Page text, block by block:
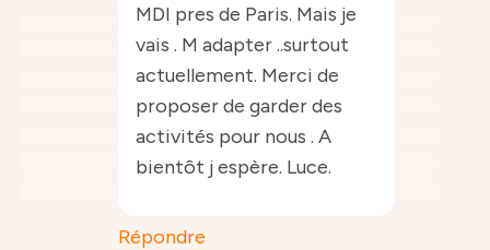
MDI pres de Paris. Mais je
vais . M adapter ..surtout
actuellement. Merci de
proposer de garder des
activités pour nous . A
bientôt j espère. Luce.
Répondre